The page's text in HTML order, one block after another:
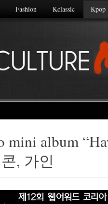
Fashion Kclassic Kpop
mini album
, 가인